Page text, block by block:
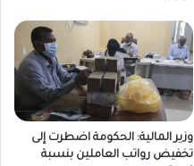
وزير المالية: الحكومة اضطرت إلى
تخفيض رواتب العاملين بنسبة